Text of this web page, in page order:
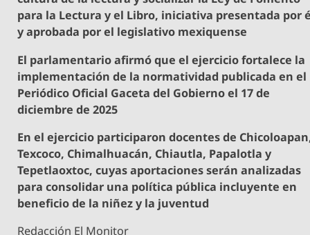
para la Lectura y el Libro, iniciativa presentada por
y aprobada por el legislativo mexiquense
El parlamentario afirmó que el ejercicio fortalece la
implementación de la normatividad publicada en el
Periódico Oficial Gaceta del Gobierno el 17 de
diciembre de 2025
En el ejercicio participaron docentes de
Texcoco, Chimalhuacán, Chiautla, Papalotla y
Tepetlaoxtoc, cuyas aportaciones serán analizadas
para consolidar una política pública incluyente en
beneficio de la niñez y la juventud
Redacción El Monitor